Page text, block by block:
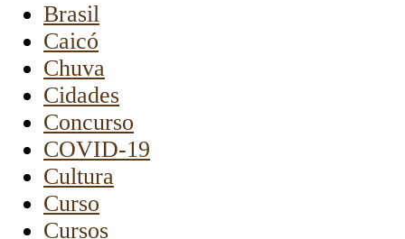
Brasil
Caicó
Chuva
Cidades
Concurso
COVID-19
Cultura
Curso
Cursos